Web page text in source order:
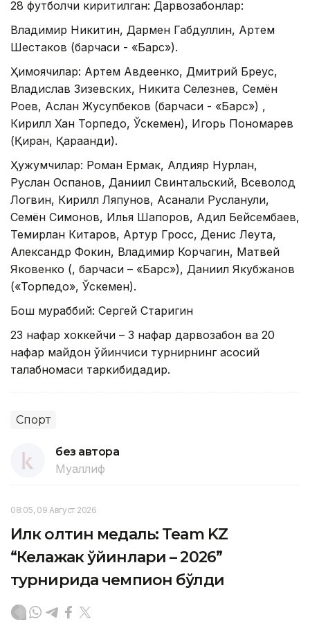
28 футболчи киритилган: Дарвозабонлар:
Владимир Никитин, Дармен Габдуллин, Артем
Шестаков (барчаси - «Барс»).
Ҳимоячилар: Артем Авдеенко, Дмитрий Бреус,
Владислав Зизевских, Никита Селезнев, Семён
Роев, Аслан Жусупбеков (барчаси - «Барс») ,
Кирилл Хан Торпедо, Ўскемен), Игорь Пономарев
(Қиран, Қарағанди).
Ҳужумчилар: Роман Ермак, Алдияр Нурлан,
Руслан Оспанов, Даниил Свинтальский, Всеволод
Логвин, Кирилл Ляпунов, Асанали Русланули,
Семён Симонов, Илья Шапоров, Адил Бейсембаев,
Темирлан Китаров, Артур Гросс, Денис Леута,
Александр Фокин, Владимир Корчагин, Матвей
Яковенко (, барчаси – «Барс»), Даниил Якубжанов
(«Торпедо», Ўскемен).
Бош мураббий: Сергей Старигин
23 нафар хоккейчи – 3 нафар дарвозабон ва 20
нафар майдон ўйинчиси турнирнинг асосий
талабномаси таркибидадир.
Спорт
без автора
Муаллиф
08:05, 09 Август 2026
Илк олтин медаль: Team KZ
“Келажак ўйинлари – 2026”
турнирида чемпион бўлди